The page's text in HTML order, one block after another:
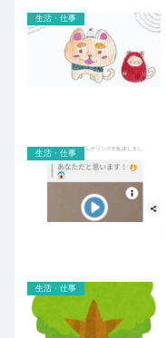
生活・仕事
生活・仕事
生活・仕事